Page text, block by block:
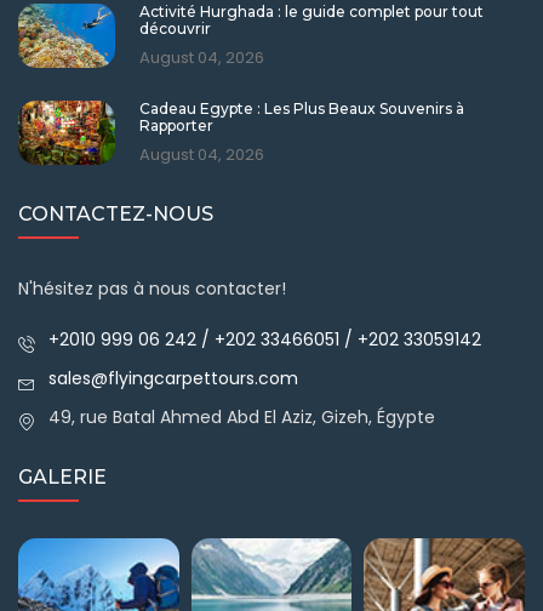
Activité Hurghada : le guide complet pour tout
découvrir
August 04, 2026
Cadeau Egypte : Les Plus Beaux Souvenirs à
Rapporter
August 04, 2026
CONTACTEZ-NOUS
N'hésitez pas à nous contacter!
+2010 999 06 242 / +202 33466051 / +202 33059142
sales@flyingcarpettours.com
49, rue Batal Ahmed Abd El Aziz, Gizeh, Égypte
GALERIE